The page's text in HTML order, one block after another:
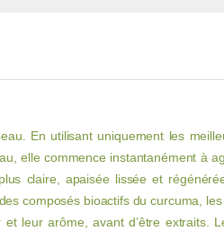
En utilisant uniquement les
elle commence instantanément à
claire, apaisée lissée et
composés bioactifs du curcuma,
leur arôme, avant d’être extraits.